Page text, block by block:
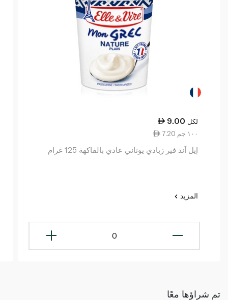
9.00 لكل
7.20 ١٠٠ جم
إيل آند فير زبادي يوناني عادي بالفاكهة 125 غرام
المزيد
0
تم شراؤها معًا